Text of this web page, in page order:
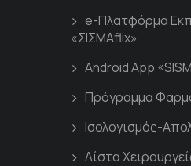
e-Πλατφόρμα
«ΣΙΣΜΑflix»
Android App
Πρόγραμμα
Ισολογισμός-
Λίστα